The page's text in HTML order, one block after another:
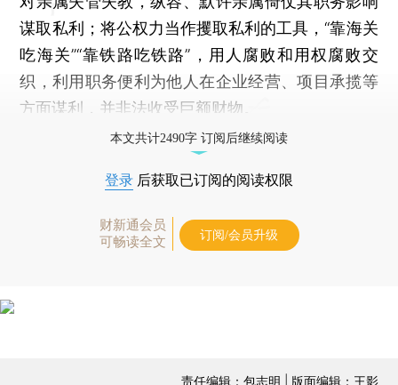
谋取私利；将公权力当作攫取私利的工具，“靠海关
吃海关”“靠铁路吃铁路”，用人腐败和用权腐败交
织，利用职务便利为他人在企业经营、项目承揽等
方面谋利，并非法收受巨额财物。
本文共计2490字 订阅后继续阅读
登录 后获取已订阅的阅读权限
财新通会员
可畅读全文
订阅/会员升级
责任编辑：包志明 | 版面编辑：王影